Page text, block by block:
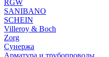
RGW
SANIBANO
SCHEIN
Villeroy & Boch
Zorg
Сунержа
Арматура и трубопроводы